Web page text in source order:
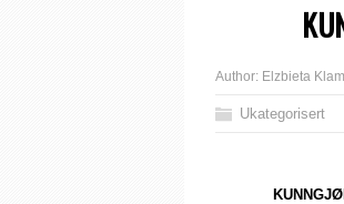
Author: Elzbieta
Ukategorisert